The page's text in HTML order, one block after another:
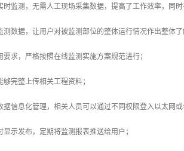
时监测，无需人工现场采集数据，提高了工作效率，同
数据，让用户对被监测部位的整体运行情况作出整体了
求，严格按照在线监测实施方案规范进行；
完整上传相关工程资料；
信息化管理，相关人员可以通过不同权限登入以太网
示发布，定期将监测报表推送给用户；